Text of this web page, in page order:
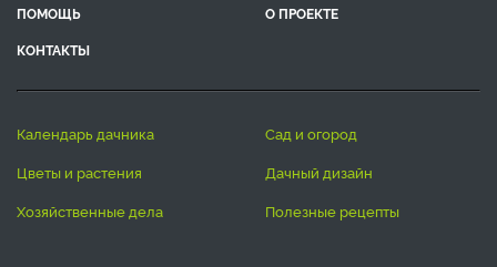
ПОМОЩЬ
О ПРОЕКТЕ
КОНТАКТЫ
календарь дачника
сад и огород
цветы и растения
дачный дизайн
хозяйственные дела
полезные рецепты